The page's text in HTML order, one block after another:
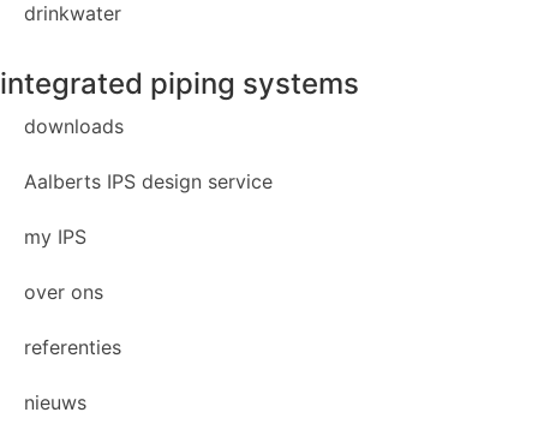
drinkwater
integrated piping systems
downloads
Aalberts IPS design service
my IPS
over ons
referenties
nieuws